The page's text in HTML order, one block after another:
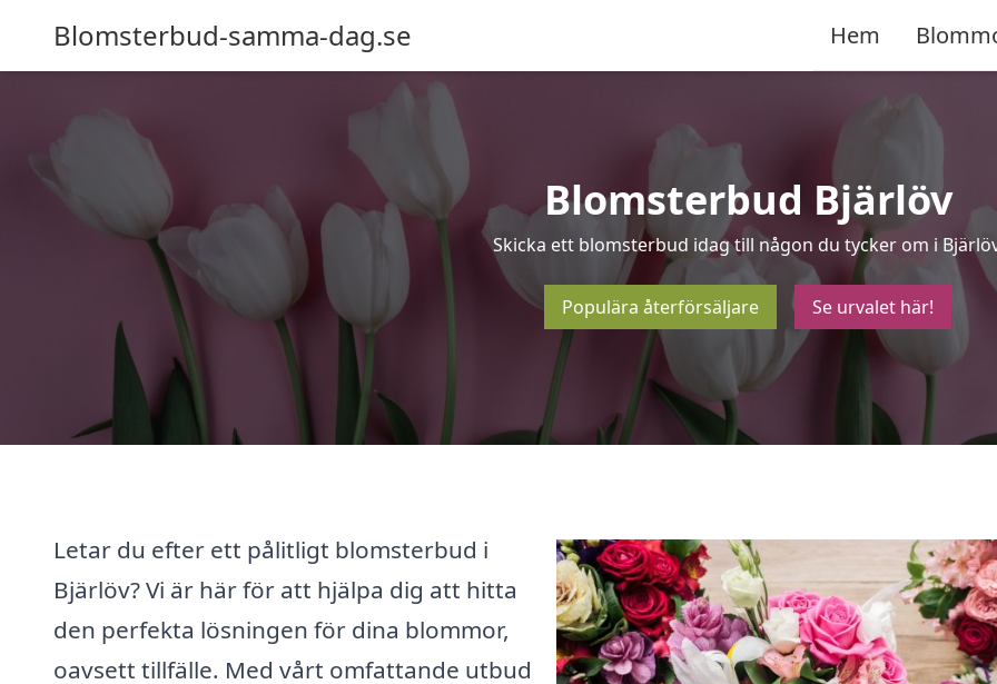
Blomsterbud-samma-dag.se Hem
Blomsterbud Bjärlöv
Skicka ett blomsterbud idag till någon du tycker om i
Populära återförsäljare Se urvalet här!
Letar du efter ett pålitligt blomsterbud i
Bjärlöv? Vi är här för att hjälpa dig att hitta
den perfekta lösningen för dina blommor,
oavsett tillfälle. Med vårt omfattande utbud